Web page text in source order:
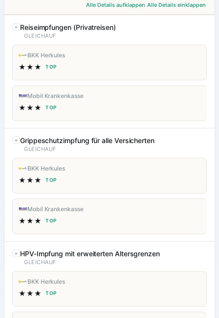
Alle Details aufklappen Alle Details einklappen
Reiseimpfungen (Privatreisen)
GLEICHAUF
BKK Herkules
★★★ TOP
Mobil Krankenkasse
★★★ TOP
Grippeschutzimpfung für alle Versicherten
GLEICHAUF
BKK Herkules
★★★ TOP
Mobil Krankenkasse
★★★ TOP
HPV-Impfung mit erweiterten Altersgrenzen
GLEICHAUF
BKK Herkules
★★★ TOP